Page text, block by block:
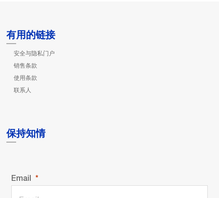
有用的链接
安全与隐私门户
销售条款
使用条款
联系人
保持知情
Email